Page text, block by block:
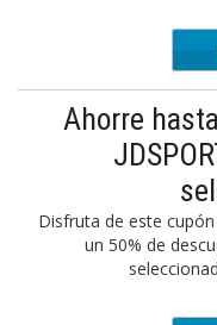
Ahorre
Disfruta de este
un 50% de